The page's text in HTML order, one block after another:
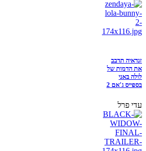
זנדאיה תדבב
את הדמות של
לולה באני
בספייס ג'אם 2
עדי פרל